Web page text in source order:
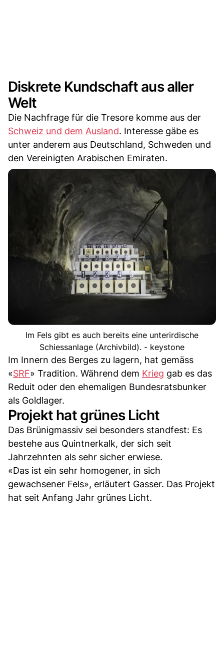
Diskrete Kundschaft aus aller
Welt
Die Nachfrage für die Tresore komme aus der
Schweiz und dem Ausland. Interesse gäbe es
unter anderem aus Deutschland, Schweden und
den Vereinigten Arabischen Emiraten.
Im Fels gibt es auch bereits eine unterirdische
Schiessanlage (Archivbild). - keystone
Im Innern des Berges zu lagern, hat gemäss
«SRF» Tradition. Während dem Krieg gab es das
Reduit oder den ehemaligen Bundesratsbunker
als Goldlager.
Projekt hat grünes Licht
Das Brünigmassiv sei besonders standfest: Es
bestehe aus Quintnerkalk, der sich seit
Jahrzehnten als sehr sicher erwiese.
«Das ist ein sehr homogener, in sich
gewachsener Fels», erläutert Gasser. Das Projekt
hat seit Anfang Jahr grünes Licht.